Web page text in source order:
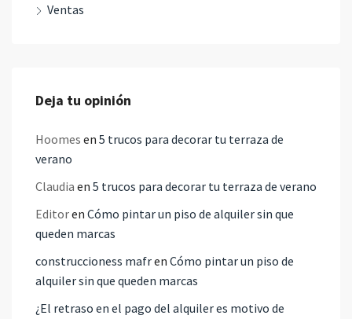
Ventas
Deja tu opinión
Hoomes en 5 trucos para decorar tu terraza de
verano
Claudia en 5 trucos para decorar tu terraza de verano
Editoren Cómo pintar un piso de alquiler sin que
queden marcas
construccioness mafren Cómo pintar un piso de
alquiler sin que queden marcas
¿El retraso en el pago del alquiler es motivo de